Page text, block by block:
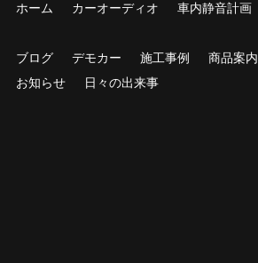
ホーム カーオーディオ 車内静音計画
ブログ デモカー 施工事例 商品案内
お知らせ
日々の出来事